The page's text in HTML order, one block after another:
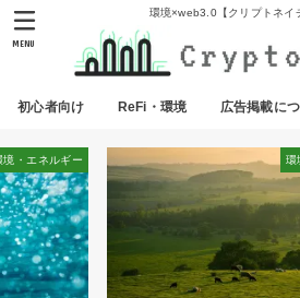
環境×web3.0【クリプトネイ
初心者向け ReFi・環境 広告掲載に
MENU
境・エネルギー 環